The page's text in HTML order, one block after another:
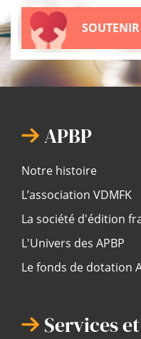
APBP
Notre histoire
L’association VDMFK
La société d'édition
L'Univers des APBP
Le fonds de dotation
Services